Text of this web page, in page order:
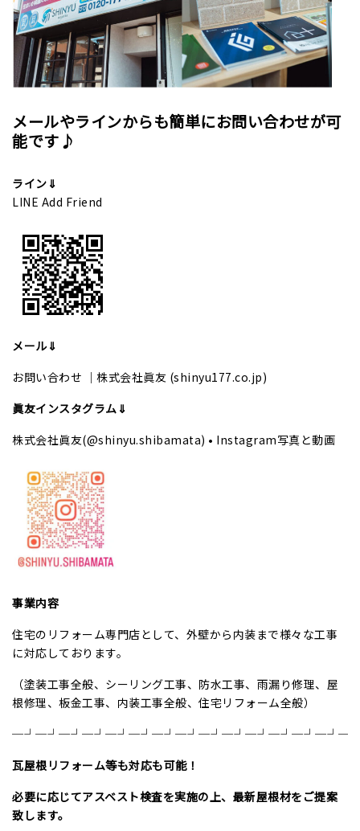
メールやラインからも簡単にお問い合わせが可
能です♪
ライン⇓
LINE Add Friend
メール⇓
お問い合わせ ｜株式会社眞友 (shinyu177.co.jp)
眞友インスタグラム⇓
株式会社眞友(@shinyu.shibamata) • Instagram写真と動画
事業内容
住宅のリフォーム専門店として、外壁から内装まで様々な工事
に対応しております。
（塗装工事全般、シーリング工事、防水工事、雨漏り修理、屋
根修理、板金工事、内装工事全般、住宅リフォーム全般）
瓦屋根リフォーム等も対応も可能！
必要に応じてアスベスト検査を実施の上、 最新屋根材をご提案
致します。